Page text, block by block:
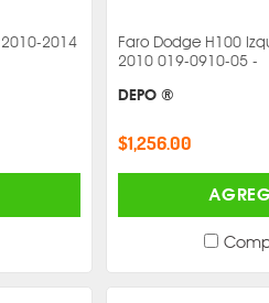
2014
Faro Dodge H100
2010 019-0910-05 -
DEPO ®
$1,256.00